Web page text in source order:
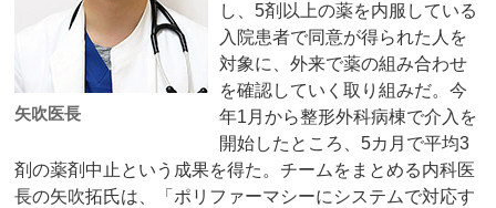
矢吹医長
し、5剤以上の薬を内服している
入院患者で同意が得られた人を
対象に、外来で薬の組み合わせ
を確認していく取り組みだ。今
年1月から整形外科病棟で介入を
開始したところ、5カ月で平均3
剤の薬剤中止という成果を得た。チームをまとめる内科医
長の矢吹拓氏は、「ポリファーマシーにシステムで対応す